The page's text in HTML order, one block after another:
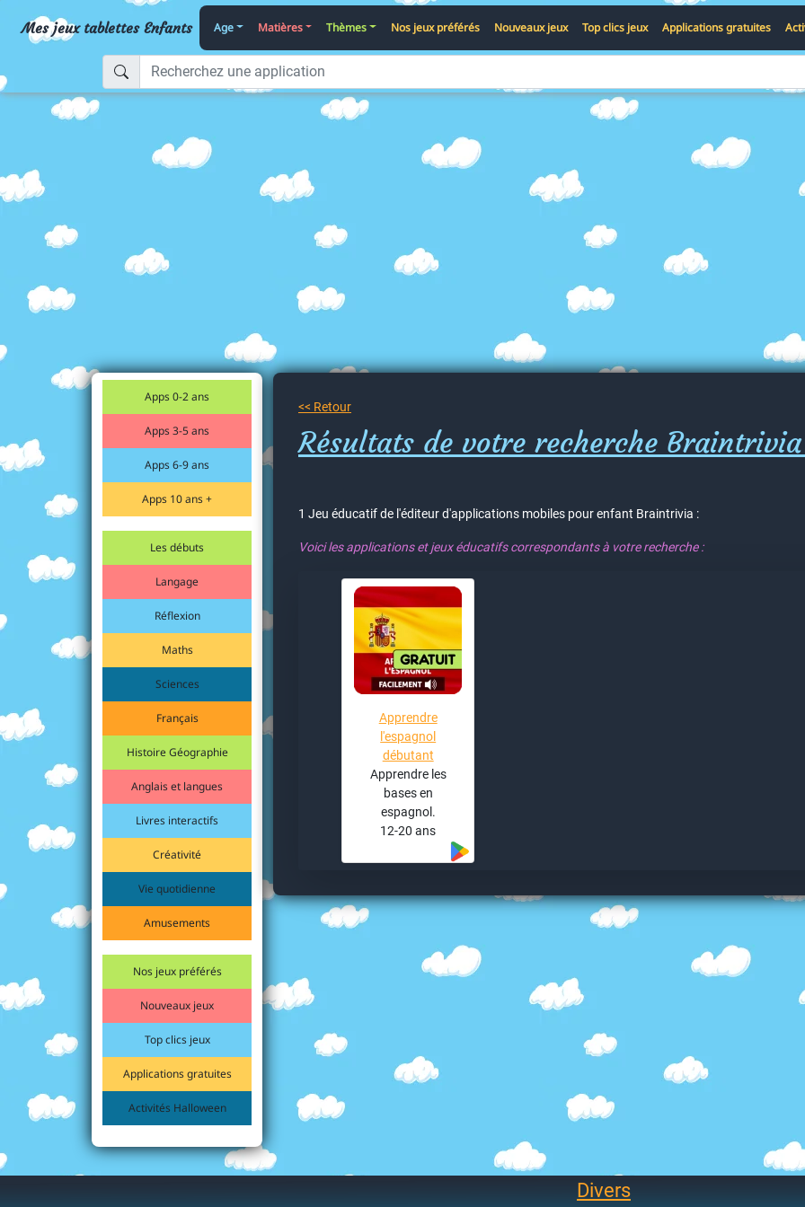
Mes jeux tablettes Enfants Age Matières Thèmes Nos jeux préférés Nouveaux jeux Top clics jeux Applications gratuites
Apps 0-2 ans
Apps 3-5 ans
Apps 6-9 ans
Apps 10 ans +
Les débuts
Langage
Réflexion
Maths
Sciences
Français
Histoire Géographie
Anglais et langues
Livres interactifs
Créativité
Vie quotidienne
Amusements
Nos jeux préférés
Nouveaux jeux
Top clics jeux
Applications gratuites
Activités Halloween
<< Retour
Résultats de votre recherche
1 Jeu éducatif de l'éditeur d'applications mobiles pour enfant Braintrivia :
Voici les applications et jeux éducatifs correspondants à votre recherche :
Apprendre
l'espagnol
débutant
Apprendre les
bases en
espagnol.
12-20 ans
Divers